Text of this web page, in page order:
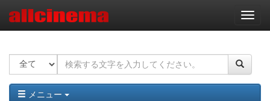
ナ
ビ
ー
ョ
ン
メニュー